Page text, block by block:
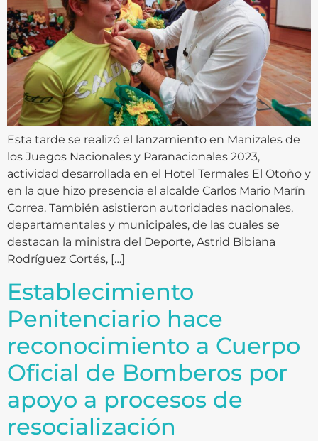
Esta tarde se realizó el lanzamiento en Manizales de
los Juegos Nacionales y Paranacionales 2023,
actividad desarrollada en el Hotel Termales El Otoño y
en la que hizo presencia el alcalde Carlos Mario Marín
Correa. También asistieron autoridades nacionales,
departamentales y municipales, de las cuales se
destacan la ministra del Deporte, Astrid Bibiana
Rodríguez Cortés, […]
Establecimiento
Penitenciario hace
reconocimiento a Cuerpo
Oficial de Bomberos por
apoyo a procesos de
resocialización